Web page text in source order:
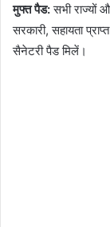
मुफ्त पैड:सभी राज्यों
सरकारी, सहायता
सैनेटरी पैड मिलें।